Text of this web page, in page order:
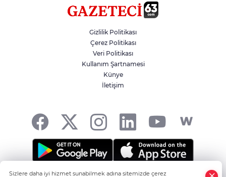
Siverek’te Mahmut Gülel Dönemi
Filistin Konvoyuna Coşkulu Karşılama
Gizlilik Politikası
Çerez Politikası
Veri Politikası
Kullanım Şartnamesi
Künye
İletişim
Sizlere daha iyi hizmet sunabilmek adına sitemizde çerez